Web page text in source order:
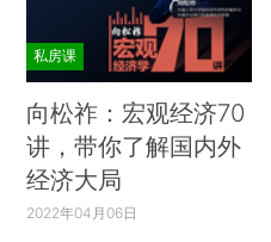
私房课
向松祚：宏观经济70
讲，带你了解国内外
经济大局
2022年04月06日